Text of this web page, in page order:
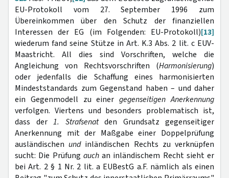
EU-Protokoll vom 27. September 1996 zum
Übereinkommen über den Schutz der finanziellen
Interessen der EG (im Folgenden: EU-Protokoll)[13]
wiederum fand seine Stütze in Art. K.3 Abs. 2 lit. c EUV-
Maastricht. All dies sind Vorschriften, welche die
Angleichung von Rechtsvorschriften (Harmonisierung)
oder jedenfalls die Schaffung eines harmonisierten
Mindeststandards zum Gegenstand haben – und daher
ein Gegenmodell zu einergegenseitigen Anerkennung
verfolgen. Viertens und besonders problematisch ist,
dass der 1. Strafsenatden Grundsatz gegenseitiger
Anerkennung mit der Maßgabe einer Doppelprüfung
ausländischenund inländischen Rechts zu verknüpfen
sucht: Die Prüfung auchan inländischem Recht sieht er
bei Art. 2 § 1 Nr. 2 lit. a EUBestG a.F. nämlich als einen